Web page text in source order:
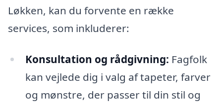
Løkken, kan du forvente en række
services, som inkluderer:
Konsultation og rådgivning: Fagfolk
kan vejlede dig i valg af tapeter, farver
og mønstre, der passer til din stil og